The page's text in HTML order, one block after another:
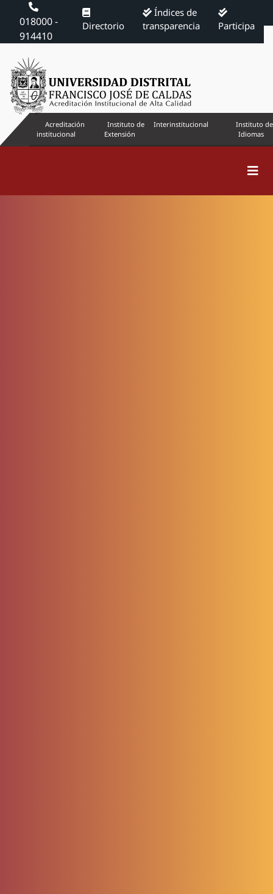
018000 -
914410
Directorio
Índices de
transparencia
Participa
Acreditación
institucional
Instituto de
Extensión
Interinstitucional
Instituto de
Idiomas